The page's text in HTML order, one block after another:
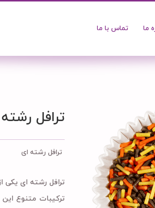
ما تماس با ما
ترافل
ترافل رشته ای
ترافل رشته ای یکی
ترکیبات متنوع